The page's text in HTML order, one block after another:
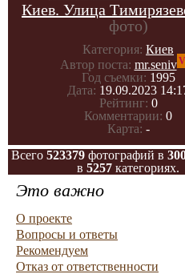
Киев. Улица
фото)
Категория: Киев
Автор поста: mr.seniv
Год съемки: 1995
Дата: 19.09.2023
Рейтинг: 0
Комментарии: 0
Карта: -
Всего 523379фотографий в
в 5257 категориях.
Это важно
О проекте
Вопросы и ответы
Рекомендуем
Отказ от ответственности